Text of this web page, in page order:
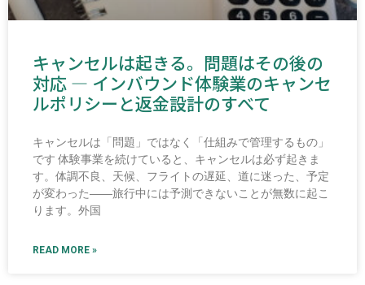
キャンセルは起きる。問題はその後の
対応 ― インバウンド体験業のキャンセ
ルポリシーと返金設計のすべて
キャンセルは「問題」ではなく「仕組みで管理するもの」
です 体験事業を続けていると、キャンセルは必ず起きま
す。体調不良、天候、フライトの遅延、道に迷った、予定
が変わった――旅行中には予測できないことが無数に起こ
ります。外国
READ MORE »